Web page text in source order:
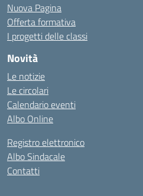
Nuova Pagina
Offerta formativa
I progetti delle classi
Novità
Le notizie
Le circolari
Calendario eventi
Albo Online
Registro elettronico
Albo Sindacale
Contatti